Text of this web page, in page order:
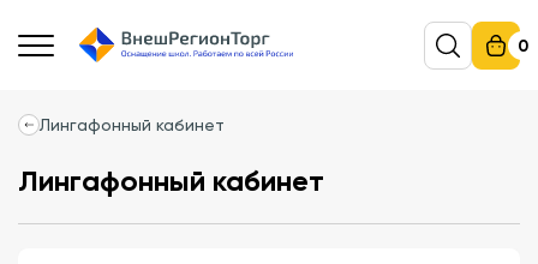
0
Лингафонный кабинет
Лингафонный кабинет